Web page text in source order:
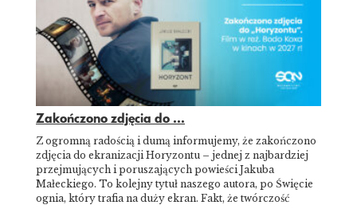
Zakończono zdjęcia do ...
Z ogromną radością i dumą informujemy, że zakończono
zdjęcia do ekranizacji Horyzontu – jednej z najbardziej
przejmujących i poruszających powieści Jakuba
Małeckiego. To kolejny tytuł naszego autora, po Święcie
ognia, który trafia na duży ekran. Fakt, że twórczość